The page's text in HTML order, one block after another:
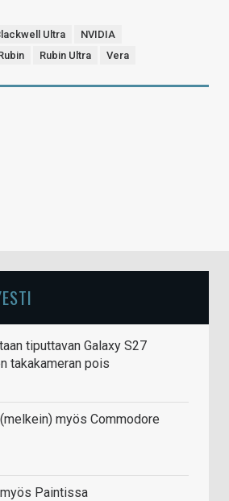
Ultra
NVIDIA
Rubin Ultra Vera
tiputtavan Galaxy S27
takakameran pois
myös Commodore
Paintissa